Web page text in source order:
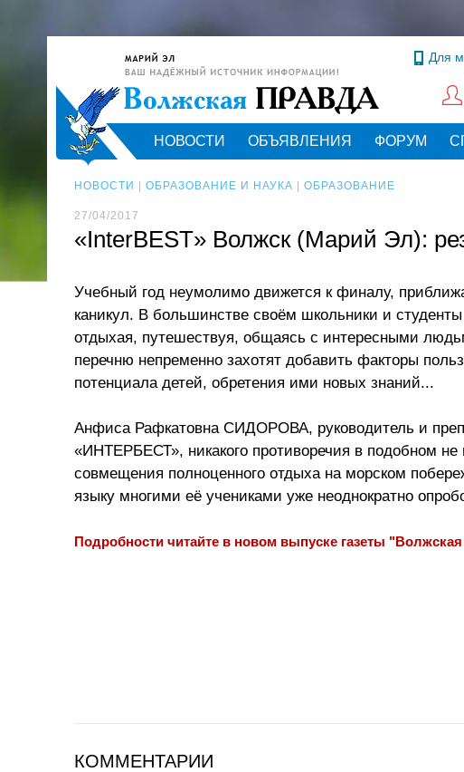
Для
НОВОСТИ ОБЪЯВЛЕНИЯ ФОРУМ
НОВОСТИ ОБРАЗОВАНИЕ И НАУКА ОБРАЗОВАНИЕ
27/04/2017
«InterBEST» Волжск (Марий Эл):
Учебный год неумолимо движется к финалу,
каникул. В большинстве своём школьники и
отдыхая, путешествуя, общаясь с интересными
перечню непременно захотят добавить факторы
потенциала детей, обретения ими новых знаний...
Анфиса Рафкатовна СИДОРОВА, руководитель и
«ИНТЕРБЕСТ», никакого противоречия в подобном
совмещения полноценного отдыха на морском
языку многими её учениками уже неоднократно
Подробности читайте в новом выпуске газеты
КОММЕНТАРИИ